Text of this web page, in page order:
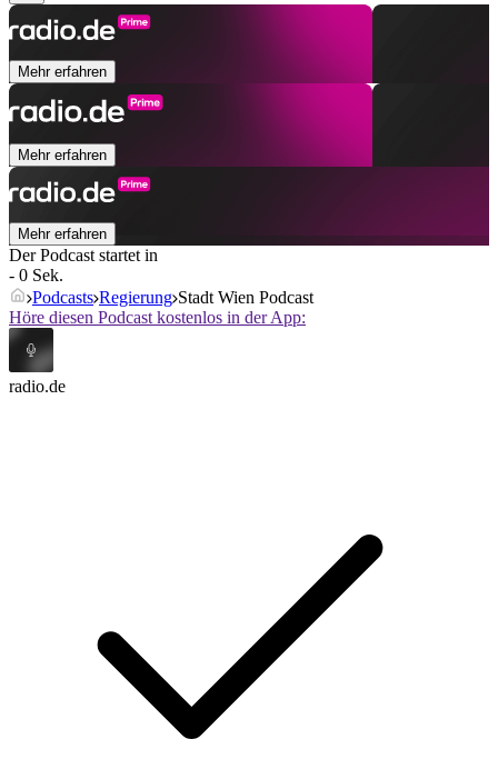
Mehr erfahren
Mehr erfahren
Mehr erfahren
Der Podcast startet in
- 0 Sek.
Podcasts Regierung Stadt Wien Podcast
Höre diesen Podcast kostenlos in der App:
radio.de